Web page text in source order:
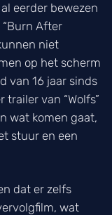
eerder bewezen
“Burn After
niet
op het scherm
van 16 jaar sinds
van “Wolfs”
wat komen gaat,
stuur en een
dat er zelfs
wat